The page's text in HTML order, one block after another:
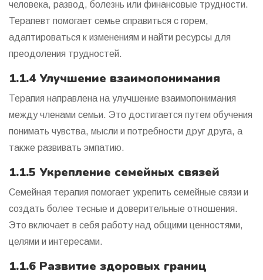
человека, развод, болезнь или финансовые трудности.
Терапевт помогает семье справиться с горем,
адаптироваться к изменениям и найти ресурсы для
преодоления трудностей.
1.1.4 Улучшение взаимопонимания
Терапия направлена на улучшение взаимопонимания
между членами семьи. Это достигается путем обучения
понимать чувства, мысли и потребности друг друга, а
также развивать эмпатию.
1.1.5 Укрепление семейных связей
Семейная терапия помогает укрепить семейные связи и
создать более тесные и доверительные отношения.
Это включает в себя работу над общими ценностями,
целями и интересами.
1.1.6 Развитие здоровых границ